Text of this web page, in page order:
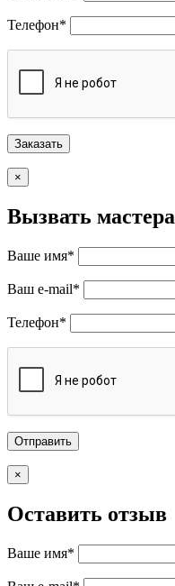
Телефон*
×
Вызвать мастера
Ваше имя*
Ваш e-mail*
Телефон*
×
Оставить отзыв
Ваше имя*